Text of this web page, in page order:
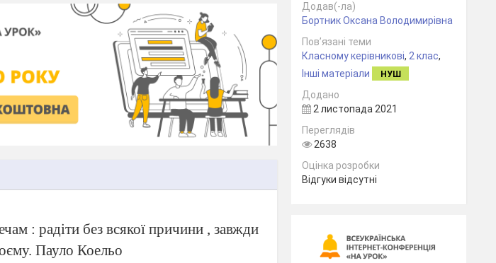
: радіти без всякої причини , завжди
Пауло Коельо
Додав(-ла)
Бортник Оксана Володимирівна
Пов’язані теми
Класному керівникові, 2 клас,
Інші матеріали
НУШ
Додано
2 листопада 2021
Переглядів
2638
Оцінка розробки
Відгуки відсутні